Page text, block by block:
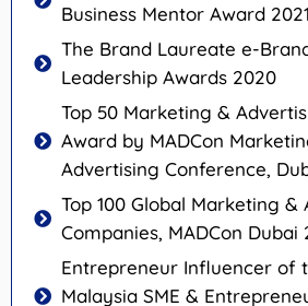
Business Mentor Award 2021
The Brand Laureate e-
Leadership Awards 2020
Top 50 Marketing &
Award by MADCon
Advertising Conference,
Top 100 Global Marketing &
Companies, MADCon Dubai
Entrepreneur Influencer of
Malaysia SME &